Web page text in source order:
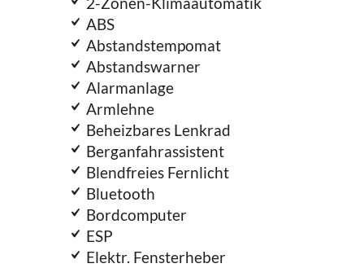
ABS
Abstandstempomat
Abstandswarner
Alarmanlage
Armlehne
Beheizbares Lenkrad
Berganfahrassistent
Blendfreies Fernlicht
Bluetooth
Bordcomputer
ESP
Elektr. Fensterheber